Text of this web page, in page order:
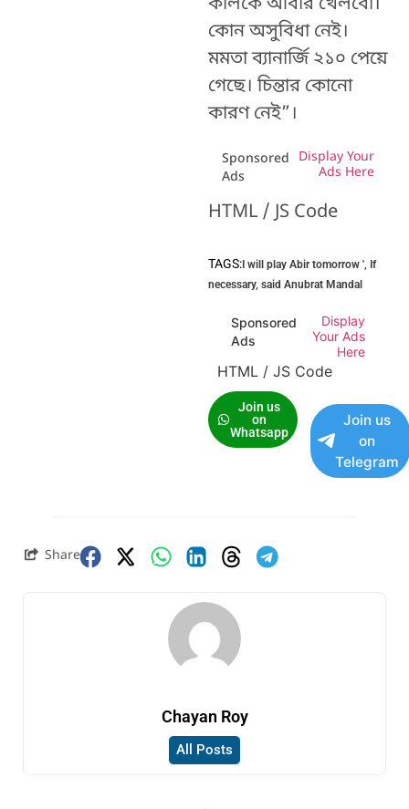
কোন অসুবিধা নেই।
মমতা ব্যানার্জি ২১০ পেয়ে
গেছে। চিন্তার কোনো
কারণ নেই”।
Sponsored
Ads
Display Your
Ads Here
HTML / JS Code
TAGS:I will play Abir tomorrow ', If
necessary, said Anubrat Mandal
Sponsored
Ads
Display
Your Ads
Here
HTML / JS Code
Join us
on
Whatsapp
Join us
on
Telegram
Share
Chayan Roy
All Posts